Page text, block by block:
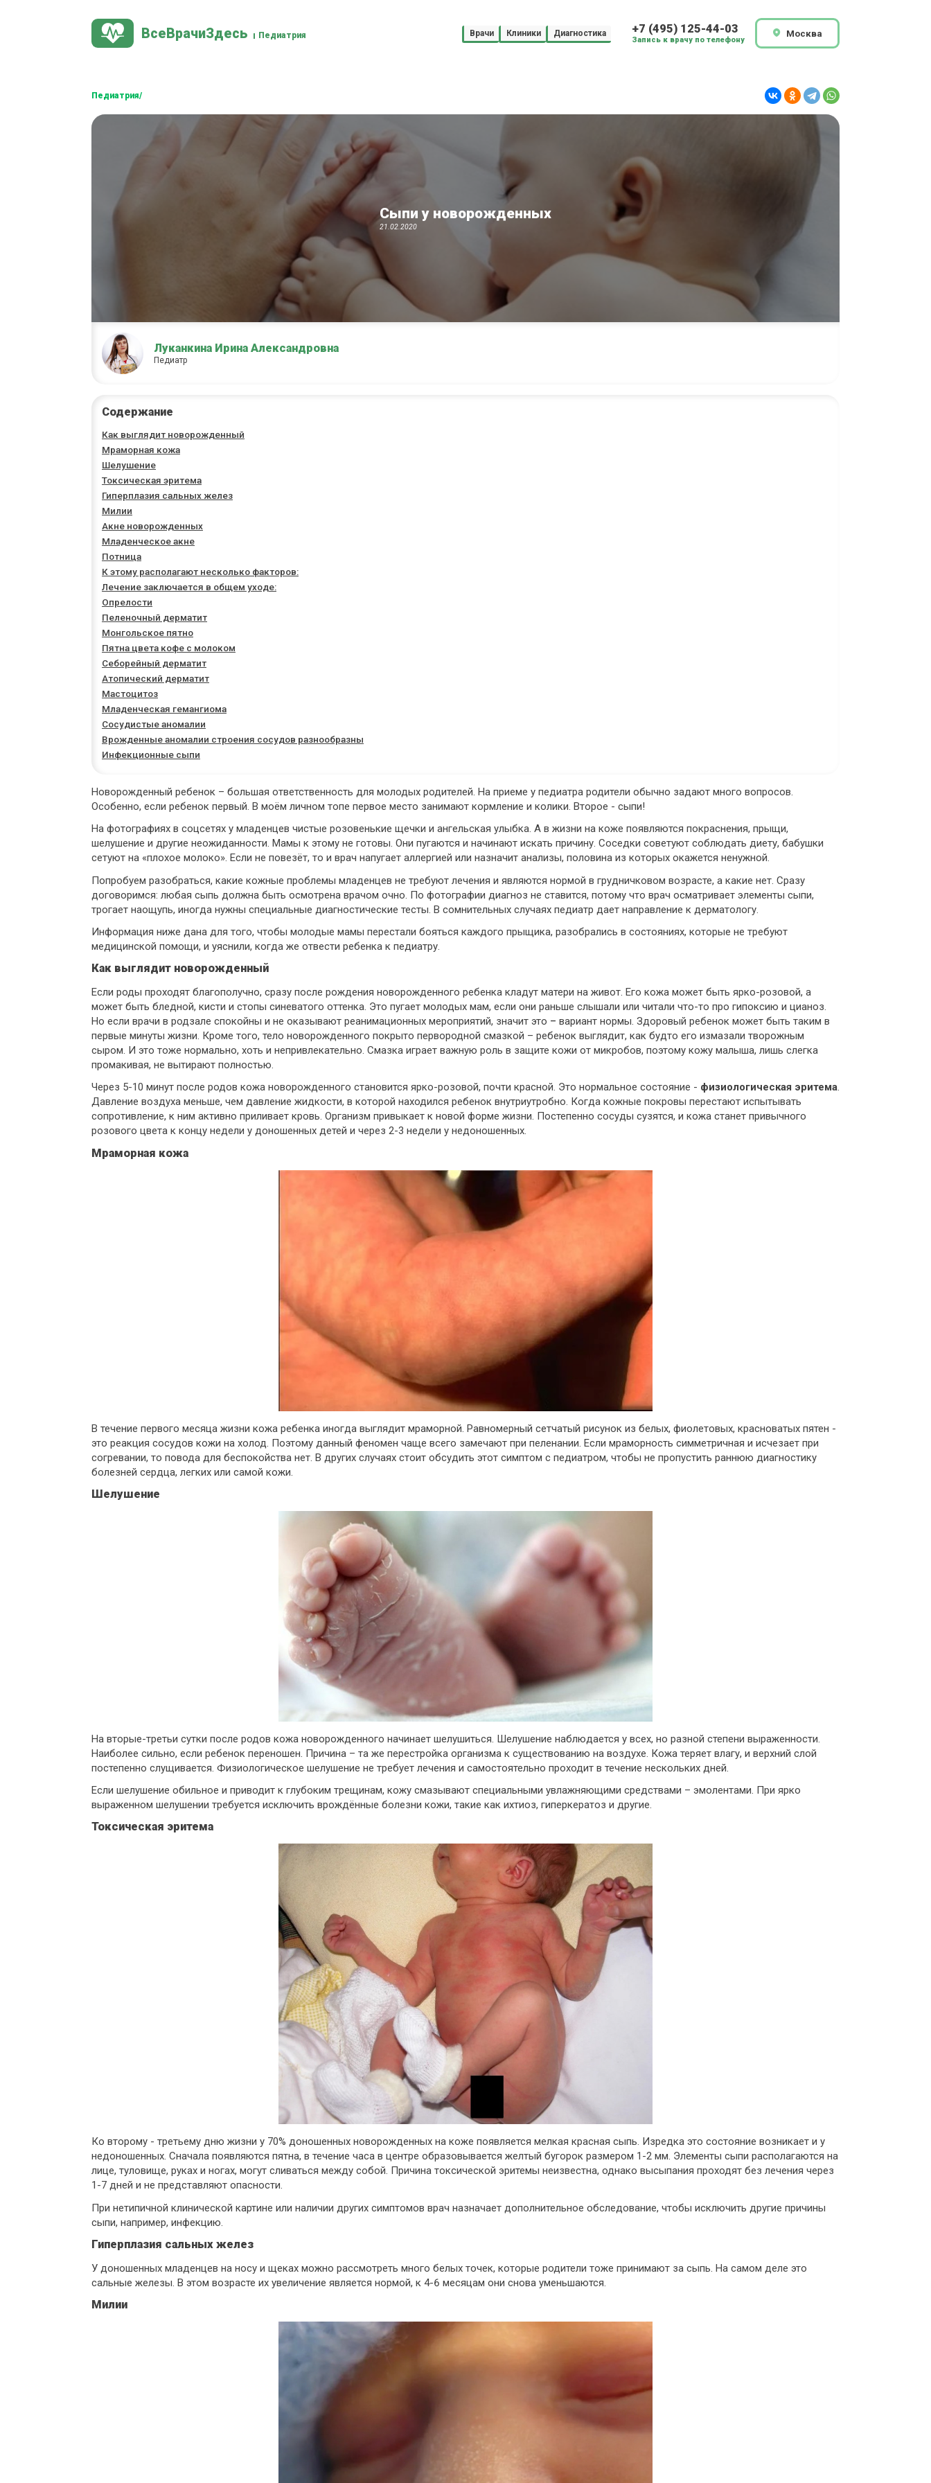
ВсеВрачиЗдесь Педиатрия Врачи Клиники Диагностика +7 (495) 125-44-03
Запись к врачу по телефону
Москва
Педиатрия/
Сыпи у новорожденных
21.02.2020
Луканкина Ирина Александровна
Педиатр
Содержание
Как выглядит новорожденный
Мраморная кожа
Шелушение
Токсическая эритема
Гиперплазия сальных желез
Милии
Акне новорожденных
Младенческое акне
Потница
К этому располагают несколько факторов:
Лечение заключается в общем уходе:
Опрелости
Пеленочный дерматит
Монгольское пятно
Пятна цвета кофе с молоком
Себорейный дерматит
Атопический дерматит
Мастоцитоз
Младенческая гемангиома
Сосудистые аномалии
Врожденные аномалии строения сосудов разнообразны
Инфекционные сыпи
Новорожденный ребенок – большая ответственность для молодых родителей. На приеме у педиатра родители обычно задают много вопросов.
Особенно, если ребенок первый. В моём личном топе первое место занимают кормление и колики. Второе - сыпи!
На фотографиях в соцсетях у младенцев чистые розовенькие щечки и ангельская улыбка. А в жизни на коже появляются покраснения, прыщи,
шелушение и другие неожиданности. Мамы к этому не готовы. Они пугаются и начинают искать причину. Соседки советуют соблюдать диету, бабушки
сетуют на «плохое молоко». Если не повезёт, то и врач напугает аллергией или назначит анализы, половина из которых окажется ненужной.
Попробуем разобраться, какие кожные проблемы младенцев не требуют лечения и являются нормой в грудничковом возрасте, а какие нет. Сразу
договоримся: любая сыпь должна быть осмотрена врачом очно. По фотографии диагноз не ставится, потому что врач осматривает элементы сыпи,
трогает наощупь, иногда нужны специальные диагностические тесты. В сомнительных случаях педиатр дает направление к дерматологу.
Информация ниже дана для того, чтобы молодые мамы перестали бояться каждого прыщика, разобрались в состояниях, которые не требуют
медицинской помощи, и уяснили, когда же отвести ребенка к педиатру.
Как выглядит новорожденный
Если роды проходят благополучно, сразу после рождения новорожденного ребенка кладут матери на живот. Его кожа может быть ярко-розовой, а
может быть бледной, кисти и стопы синеватого оттенка. Это пугает молодых мам, если они раньше слышали или читали что-то про гипоксию и цианоз.
Но если врачи в родзале спокойны и не оказывают реанимационных мероприятий, значит это – вариант нормы. Здоровый ребенок может быть таким в
первые минуты жизни. Кроме того, тело новорожденного покрыто первородной смазкой – ребенок выглядит, как будто его измазали творожным
сыром. И это тоже нормально, хоть и непривлекательно. Смазка играет важную роль в защите кожи от микробов, поэтому кожу малыша, лишь слегка
промакивая, не вытирают полностью.
Через 5-10 минут после родов кожа новорожденного становится ярко-розовой, почти красной. Это нормальное состояние - физиологическая эритема.
Давление воздуха меньше, чем давление жидкости, в которой находился ребенок внутриутробно. Когда кожные покровы перестают испытывать
сопротивление, к ним активно приливает кровь. Организм привыкает к новой форме жизни. Постепенно сосуды сузятся, и кожа станет привычного
розового цвета к концу недели у доношенных детей и через 2-3 недели у недоношенных.
Мраморная кожа
В течение первого месяца жизни кожа ребенка иногда выглядит мраморной. Равномерный сетчатый рисунок из белых, фиолетовых, красноватых пятен -
это реакция сосудов кожи на холод. Поэтому данный феномен чаще всего замечают при пеленании. Если мраморность симметричная и исчезает при
согревании, то повода для беспокойства нет. В других случаях стоит обсудить этот симптом с педиатром, чтобы не пропустить раннюю диагностику
болезней сердца, легких или самой кожи.
Шелушение
На вторые-третьи сутки после родов кожа новорожденного начинает шелушиться. Шелушение наблюдается у всех, но разной степени выраженности.
Наиболее сильно, если ребенок переношен. Причина – та же перестройка организма к существованию на воздухе. Кожа теряет влагу, и верхний слой
постепенно слущивается. Физиологическое шелушение не требует лечения и самостоятельно проходит в течение нескольких дней.
Если шелушение обильное и приводит к глубоким трещинам, кожу смазывают специальными увлажняющими средствами – эмолентами. При ярко
выраженном шелушении требуется исключить врождённые болезни кожи, такие как ихтиоз, гиперкератоз и другие.
Токсическая эритема
Ко второму - третьему дню жизни у 70% доношенных новорожденных на коже появляется мелкая красная сыпь. Изредка это состояние возникает и у
недоношенных. Сначала появляются пятна, в течение часа в центре образовывается желтый бугорок размером 1-2 мм. Элементы сыпи располагаются на
лице, туловище, руках и ногах, могут сливаться между собой. Причина токсической эритемы неизвестна, однако высыпания проходят без лечения через
1-7 дней и не представляют опасности.
При нетипичной клинической картине или наличии других симптомов врач назначает дополнительное обследование, чтобы исключить другие причины
сыпи, например, инфекцию.
Гиперплазия сальных желез
У доношенных младенцев на носу и щеках можно рассмотреть много белых точек, которые родители тоже принимают за сыпь. На самом деле это
сальные железы. В этом возрасте их увеличение является нормой, к 4-6 месяцам они снова уменьшаются.
Милии